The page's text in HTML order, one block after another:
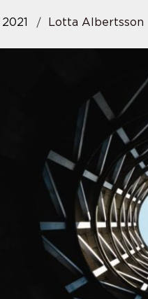
Lotta Albertsson